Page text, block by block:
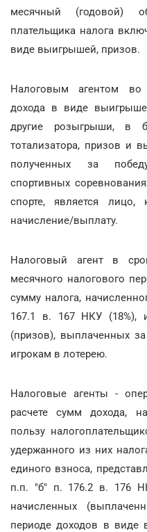
месячный (годовой)
плательщика налога
виде выигрышей, призов.
Налоговым агентом во
дохода в виде
другие розыгрыши, в
тотализатора, призов и
полученных за
спортивных
спорте, является лицо,
начисление/выплату.
Налоговый агент в
месячного налогового
сумму налога,
167.1 в. 167 НКУ
(призов), выплаченных
игрокам в лотерею.
Налоговые агенты -
расчете сумм дохода,
пользу
удержанного из них
единого взноса,
п.п. "б" п. 176.2 в. 176
начисленных
периоде доходов в